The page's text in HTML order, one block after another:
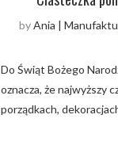
byAnia |
Do Świąt Bożego
oznacza, że najwyższy
porządkach,